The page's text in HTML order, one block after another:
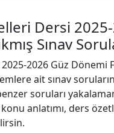
Dersi
Sınav
2025-2026 Güz Dönemi
ait sınav
soruları
konu anlatımı, ders